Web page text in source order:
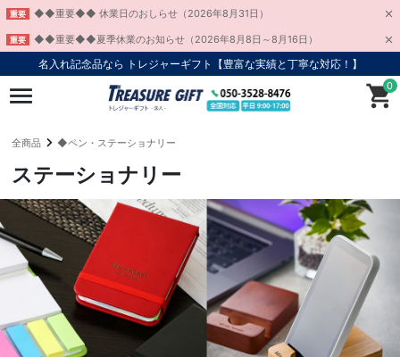
重要 ◆◆重要◆◆ 休業日のおしらせ（2026年8月31日）
重要
◆◆重要◆◆夏季休業のお知らせ（2026年8月8日～8月16日）
名入れ記念品なら トレジャーギフト【豊富な実績と丁寧な対応！】
0
全商品 ◆ペン・ステーショナリー
ステーショナリー